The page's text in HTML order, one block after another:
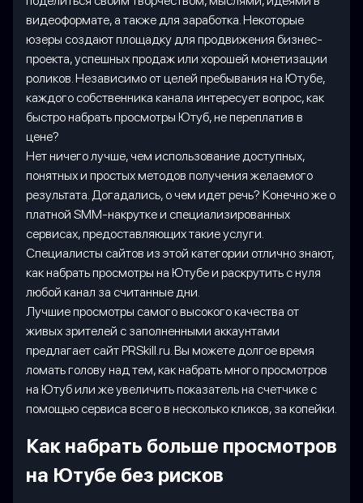
видеоформате, а также для заработка. Некоторые
юзеры создают площадку для продвижения бизнес-
проекта, успешных продаж или хорошей монетизации
роликов. Независимо от целей пребывания на Ютубе,
каждого собственника канала интересует вопрос, как
быстро набрать просмотры Ютуб, не переплатив в
цене?
Нет ничего лучше, чем использование доступных,
понятных и простых методов получения желаемого
результата. Догадались, о чем идет речь? Конечно же о
платной SMM-накрутке и специализированных
сервисах, предоставляющих такие услуги.
Специалисты сайтов из этой категории отлично знают,
как набрать просмотры на Ютубе и раскрутить с нуля
любой канал за считанные дни.
Лучшие просмотры самого высокого качества от
живых зрителей с заполненными аккаунтами
предлагает сайт PRSkill.ru. Вы можете долгое время
ломать голову над тем, как набрать много просмотров
на Ютуб или же увеличить показатель на счетчике с
помощью сервиса всего в несколько кликов, за копейки.
Как набрать больше просмотров
на Ютубе без рисков